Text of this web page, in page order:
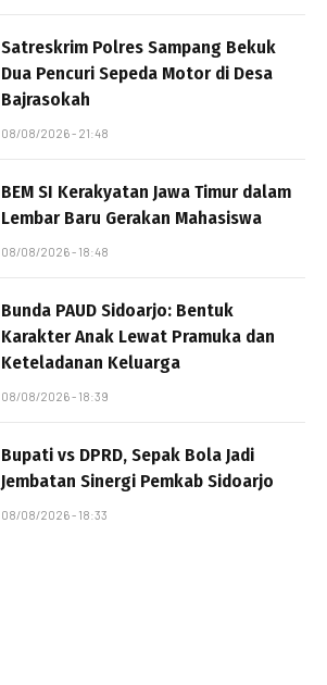
Satreskrim Polres Sampang Bekuk
Dua Pencuri Sepeda Motor di Desa
Bajrasokah
08/08/2026 - 21:48
BEM SI Kerakyatan Jawa Timur dalam
Lembar Baru Gerakan Mahasiswa
08/08/2026 - 18:48
Bunda PAUD Sidoarjo: Bentuk
Karakter Anak Lewat Pramuka dan
Keteladanan Keluarga
08/08/2026 - 18:39
Bupati vs DPRD, Sepak Bola Jadi
Jembatan Sinergi Pemkab Sidoarjo
08/08/2026 - 18:33